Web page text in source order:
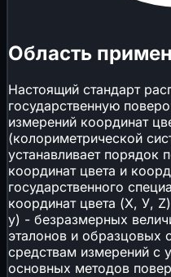
Область
Настоящий стандарт
государственную
измерений координат
(колориметрической
устанавливает порядок
координат цвета и
государственного
координат цвета (Х, У,
у) - безразмерных
эталонов и образцовых
средствам измерений с
основных методов